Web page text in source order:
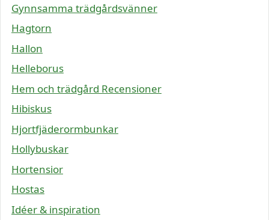
Gynnsamma trädgårdsvänner
Hagtorn
Hallon
Helleborus
Hem och trädgård Recensioner
Hibiskus
Hjortfjäderormbunkar
Hollybuskar
Hortensior
Hostas
Idéer & inspiration